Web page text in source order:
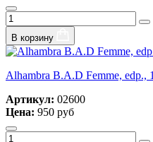
В корзину
Alhambra B.A.D Femme, edp.,
Артикул: 02600
Цена: 950 руб